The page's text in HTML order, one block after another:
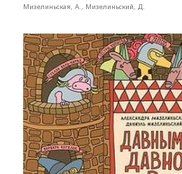
Мизелиньская, А., Мизелиньский, Д.